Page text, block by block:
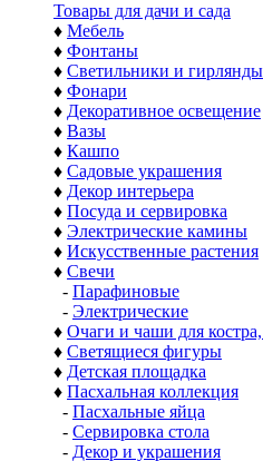
Товары для дачи и сада
♦ Мебель
♦ Фонтаны
♦ Светильники и
♦ Фонари
♦ Декоративное освещение
♦ Вазы
♦ Кашпо
♦ Садовые украшения
♦ Декор интерьера
♦ Посуда и сервировка
♦ Электрические камины
♦ Искусственные растения
♦ Свечи
- Парафиновые
- Электрические
♦ Очаги и чаши для
♦ Светящиеся фигуры
♦ Детская площадка
♦ Пасхальная коллекция
- Пасхальные яйца
- Сервировка стола
- Декор и украшения